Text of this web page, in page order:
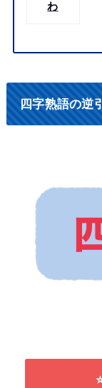
わ
四字熟語の逆